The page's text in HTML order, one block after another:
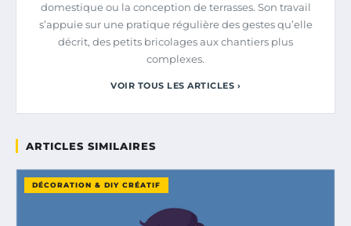
domestique ou la conception de terrasses. Son travail
s’appuie sur une pratique régulière des gestes qu’elle
décrit, des petits bricolages aux chantiers plus
complexes.
VOIR TOUS LES ARTICLES ›
ARTICLES SIMILAIRES
DÉCORATION & DIY CRÉATIF